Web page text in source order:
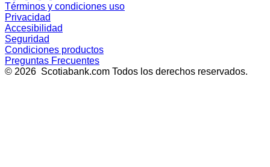
Términos y condiciones uso
Privacidad
Accesibilidad
Seguridad
Condiciones productos
Preguntas Frecuentes
© 2026 Scotiabank.com Todos los derechos reservados.